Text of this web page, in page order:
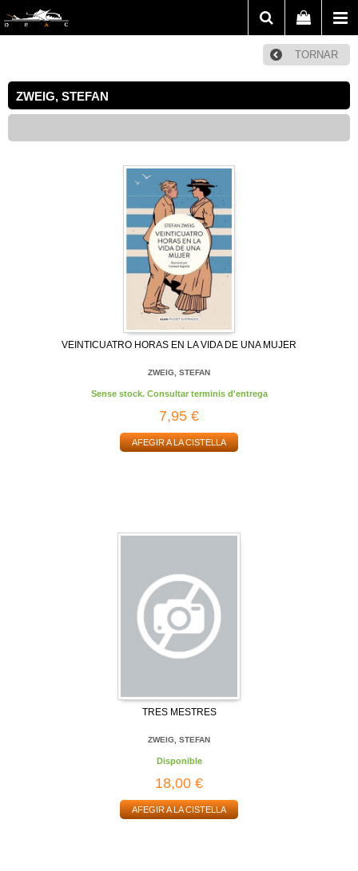
TORNAR
ZWEIG, STEFAN
VEINTICUATRO HORAS EN LA VIDA DE UNA MUJER
ZWEIG, STEFAN
Sense stock. Consultar terminis d'entrega
7,95 €
AFEGIR A LA CISTELLA
TRES MESTRES
ZWEIG, STEFAN
Disponible
18,00 €
AFEGIR A LA CISTELLA